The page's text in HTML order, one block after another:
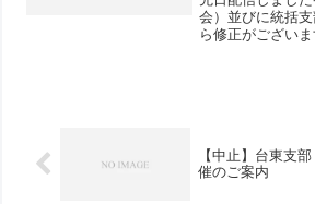
会）並びに統括
ら修正がござい
【中止】台東支
催のご案内